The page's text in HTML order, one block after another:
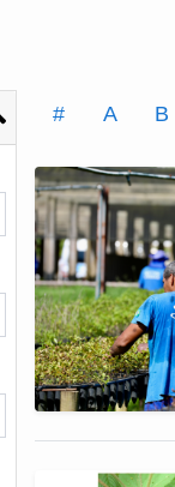
# A B